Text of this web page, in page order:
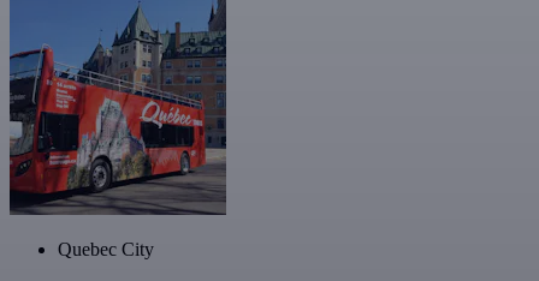
Quebec City